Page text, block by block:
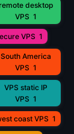
desktop
VPS 1
VPS 1
South America
VPS 1
VPS static IP
VPS 1
coast VPS 1